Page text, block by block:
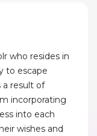
who resides in
to escape
a result of
incorporating
into each
wishes and